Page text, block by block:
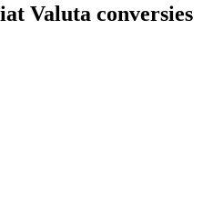
Valuta conversies